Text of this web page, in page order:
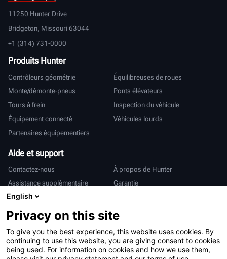
11250 Hunter Drive
Bridgeton, Missouri 63044
+1 (314) 731-0000
Produits Hunter
Contrôleurs géométrie
Équilibreuses de roues
Monte/démonte-pneus
Ponts élévateurs
Tours à frein
Inspection du véhicule
Équipement connecté
Véhicules lourds
Partenaires équipementiers
Aide et support
Contactez-nous
À propos de Hunter
Assistance supplémentaire
Garantie
International
Ventes et services
Deutsch
亨特中国
English
Privacy on this site
To give you the best experience, this website uses cookies. By
continuing to use this website, you are giving consent to cookies
being used. For information on cookies and how we use them,